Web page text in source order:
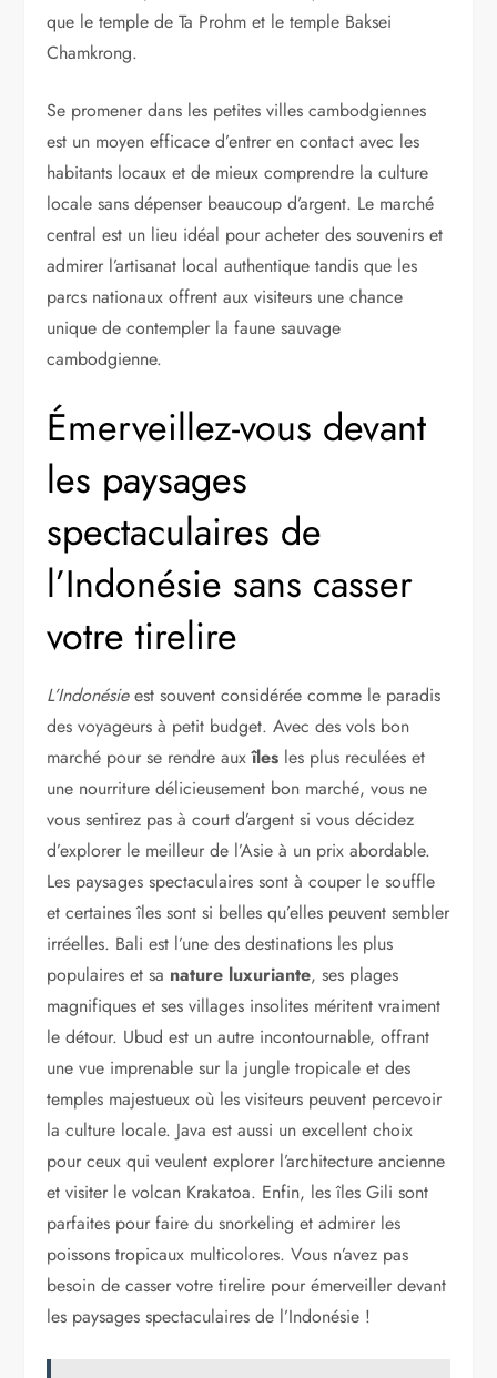
que le temple de Ta Prohm et le temple Baksei
Chamkrong.
Se promener dans les petites villes cambodgiennes
est un moyen efficace d’entrer en contact avec les
habitants locaux et de mieux comprendre la culture
locale sans dépenser beaucoup d’argent. Le marché
central est un lieu idéal pour acheter des souvenirs et
admirer l’artisanat local authentique tandis que les
parcs nationaux offrent aux visiteurs une chance
unique de contempler la faune sauvage
cambodgienne.
Émerveillez-vous devant
les paysages
spectaculaires de
l’Indonésie sans casser
votre tirelire
L’Indonésieest souvent considérée comme le paradis
des voyageurs à petit budget. Avec des vols bon
marché pour se rendre auxîles les plus reculées et
une nourriture délicieusement bon marché, vous ne
vous sentirez pas à court d’argent si vous décidez
d’explorer le meilleur de l’Asie à un prix abordable.
Les paysages spectaculaires sont à couper le souffle
et certaines îles sont si belles qu’elles peuvent sembler
irréelles. Bali est l’une des destinations les plus
populaires et sa nature luxuriante, ses plages
magnifiques et ses villages insolites méritent vraiment
le détour. Ubud est un autre incontournable, offrant
une vue imprenable sur la jungle tropicale et des
temples majestueux où les visiteurs peuvent percevoir
la culture locale. Java est aussi un excellent choix
pour ceux qui veulent explorer l’architecture ancienne
et visiter le volcan Krakatoa. Enfin, les îles Gili sont
parfaites pour faire du snorkeling et admirer les
poissons tropicaux multicolores. Vous n’avez pas
besoin de casser votre tirelire pour émerveiller devant
les paysages spectaculaires de l’Indonésie !